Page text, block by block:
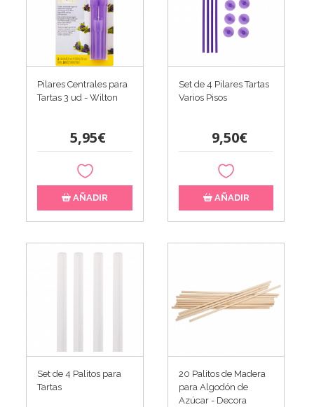
Pilares Centrales para
Tartas 3 ud - Wilton
5,95€
AÑADIR
Set de 4 Pilares Tartas
Varios Pisos
9,50€
AÑADIR
Set de 4 Palitos para
Tartas
20 Palitos de Madera
para Algodón de
Azúcar - Decora